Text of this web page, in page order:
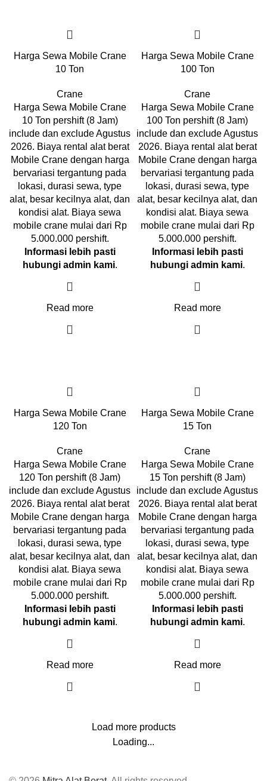
Harga Sewa Mobile Crane
10 Ton
Crane
Harga Sewa Mobile Crane
10 Ton pershift (8 Jam)
include dan exclude Agustus
2026. Biaya rental alat berat
Mobile Crane dengan harga
bervariasi tergantung pada
lokasi, durasi sewa, type
alat, besar kecilnya alat, dan
kondisi alat. Biaya sewa
mobile crane mulai dari Rp
5.000.000 pershift.
Informasi lebih pasti
hubungi admin kami.
Read more
Harga Sewa Mobile Crane
100 Ton
Crane
Harga Sewa Mobile Crane
100 Ton pershift (8 Jam)
include dan exclude Agustus
2026. Biaya rental alat berat
Mobile Crane dengan harga
bervariasi tergantung pada
lokasi, durasi sewa, type
alat, besar kecilnya alat, dan
kondisi alat. Biaya sewa
mobile crane mulai dari Rp
5.000.000 pershift.
Informasi lebih pasti
hubungi admin kami.
Read more
Harga Sewa Mobile Crane
120 Ton
Crane
Harga Sewa Mobile Crane
120 Ton pershift (8 Jam)
include dan exclude Agustus
2026. Biaya rental alat berat
Mobile Crane dengan harga
bervariasi tergantung pada
lokasi, durasi sewa, type
alat, besar kecilnya alat, dan
kondisi alat. Biaya sewa
mobile crane mulai dari Rp
5.000.000 pershift.
Informasi lebih pasti
hubungi admin kami.
Read more
Harga Sewa Mobile Crane
15 Ton
Crane
Harga Sewa Mobile Crane
15 Ton pershift (8 Jam)
include dan exclude Agustus
2026. Biaya rental alat berat
Mobile Crane dengan harga
bervariasi tergantung pada
lokasi, durasi sewa, type
alat, besar kecilnya alat, dan
kondisi alat. Biaya sewa
mobile crane mulai dari Rp
5.000.000 pershift.
Informasi lebih pasti
hubungi admin kami.
Read more
Load more products
Loading...